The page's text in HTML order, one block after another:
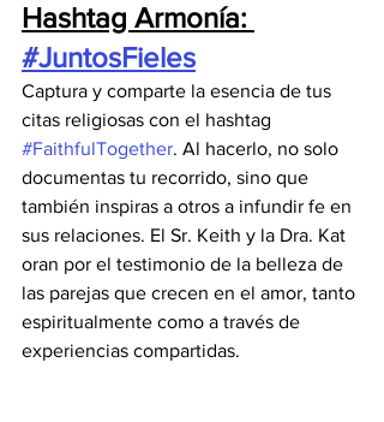
Hashtag Armonía:
#JuntosFieles
Captura y comparte la esencia de tus
citas religiosas con el hashtag
#FaithfulTogether. Al hacerlo, no solo
documentas tu recorrido, sino que
también inspiras a otros a infundir fe en
sus relaciones. El Sr. Keith y la Dra. Kat
oran por el testimonio de la belleza de
las parejas que crecen en el amor, tanto
espiritualmente como a través de
experiencias compartidas.